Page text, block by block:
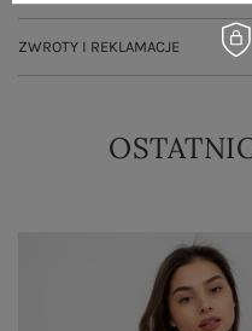
ZWROTY I REKLAMACJE